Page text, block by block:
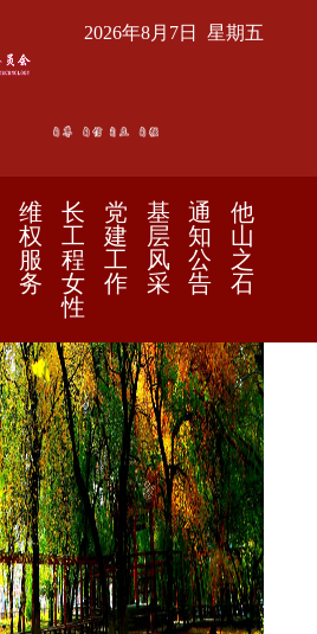
2026年8月7日 星期五
维
权
服
务
长
工
程
女
性
党
建
工
作
基
层
风
采
通
知
公
告
他
山
之
石